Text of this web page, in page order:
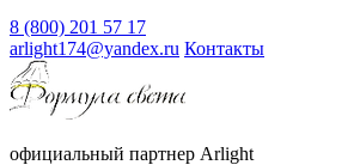
8 (800) 201 57 17
arlight174@yandex.ru Контакты
официальный партнер Arlight